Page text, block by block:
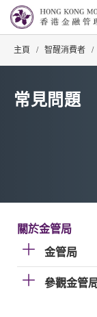
主頁 / 智醒消費者 /
常見問題
關於金管局
金管局
參觀金管